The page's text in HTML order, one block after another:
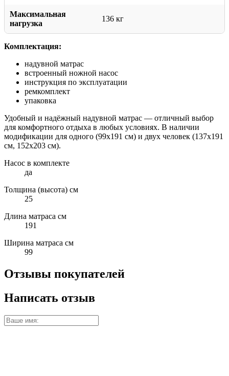
Максимальная
нагрузка
136 кг
Комплектация:
надувной матрас
встроенный ножной насос
инструкция по эксплуатации
ремкомплект
упаковка
Удобный и надёжный надувной матрас — отличный выбор
для комфортного отдыха в любых условиях. В наличии
модификации для одного (99х191 см) и двух человек (137х191
см, 152х203 см).
Насос в комплекте
да
Толщина (высота) см
25
Длина матраса см
191
Ширина матраса см
99
Отзывы покупателей
Написать отзыв